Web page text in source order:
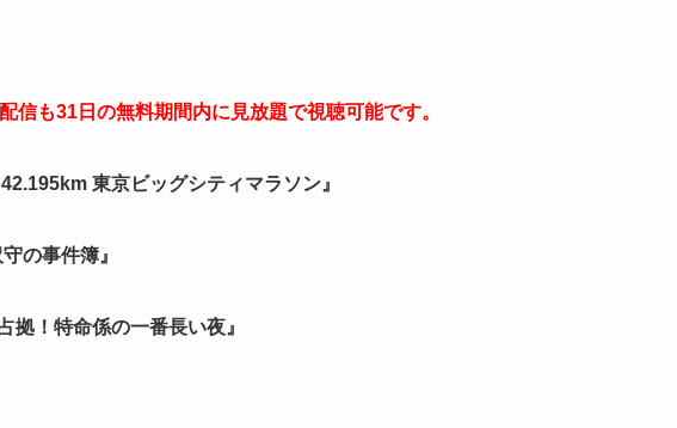
信も31日の無料期間内に見放題で視聴可能です。
東京ビッグシティマラソン』
の事件簿』
！特命係の一番長い夜』